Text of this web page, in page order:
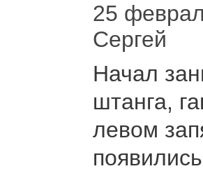
25
Сергей
Начал
штанга,
левом